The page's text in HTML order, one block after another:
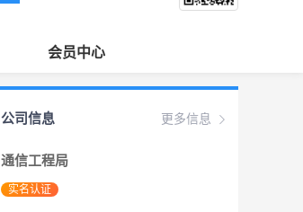
会员中心
更多信息
公司信息
通信工程局
实名认证